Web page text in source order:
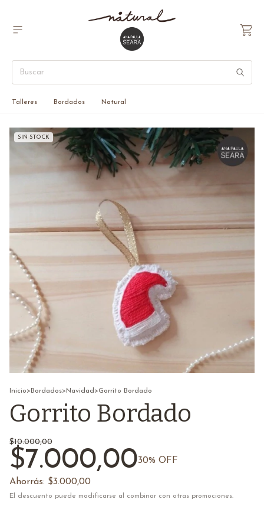
Talleres Bordados Natural
SIN STOCK
Inicio> Bordados>Navidad >Gorrito Bordado
Gorrito Bordado
$10.000,00
$7.000,0030% OFF
Ahorrás: $3.000,00
El descuento puede modificarse al combinar con otras promociones.